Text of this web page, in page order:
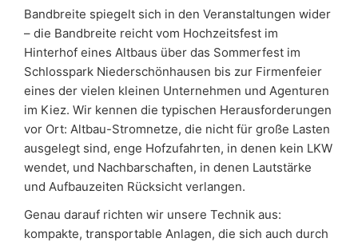
Bandbreite spiegelt sich in den Veranstaltungen wider
– die Bandbreite reicht vom Hochzeitsfest im
Hinterhof eines Altbaus über das Sommerfest im
Schlosspark Niederschönhausen bis zur Firmenfeier
eines der vielen kleinen Unternehmen und Agenturen
im Kiez. Wir kennen die typischen Herausforderungen
vor Ort: Altbau-Stromnetze, die nicht für große Lasten
ausgelegt sind, enge Hofzufahrten, in denen kein LKW
wendet, und Nachbarschaften, in denen Lautstärke
und Aufbauzeiten Rücksicht verlangen.
Genau darauf richten wir unsere Technik aus:
kompakte, transportable Anlagen, die sich auch durch